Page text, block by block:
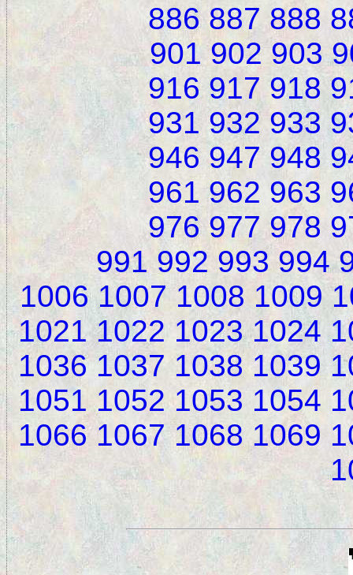
886 887 888
901 902 903
916 917 918
931 932 933
946 947 948
961 962 963
976 977 978
991 992 993 994
1006 1007 1008 1009
1021 1022 1023 1024
1036 1037 1038 1039
1051 1052 1053 1054
1066 1067 1068 1069